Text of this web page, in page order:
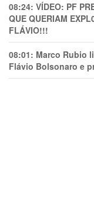
08:24: VÍDEO: PF
QUE QUERIAM
FLÁVIO!!!
08:01: Marco Rubio
Flávio Bolsonaro e